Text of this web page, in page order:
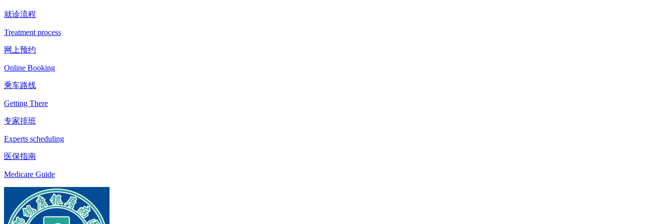
就诊流程
Treatment process
网上预约
Online Booking
乘车路线
Getting There
专家排班
Experts scheduling
医保指南
Medicare Guide